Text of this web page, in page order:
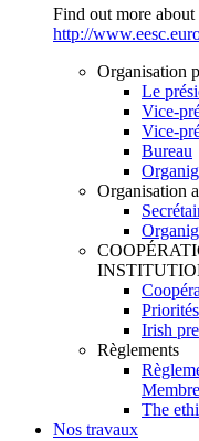
Find out more about
http://
Organisation
Le
Vice-
Vice-
Bureau
Organisation
Irish
Règlements
​​​​​​​​​​​​​​​​​​​​​​The
Nos travaux